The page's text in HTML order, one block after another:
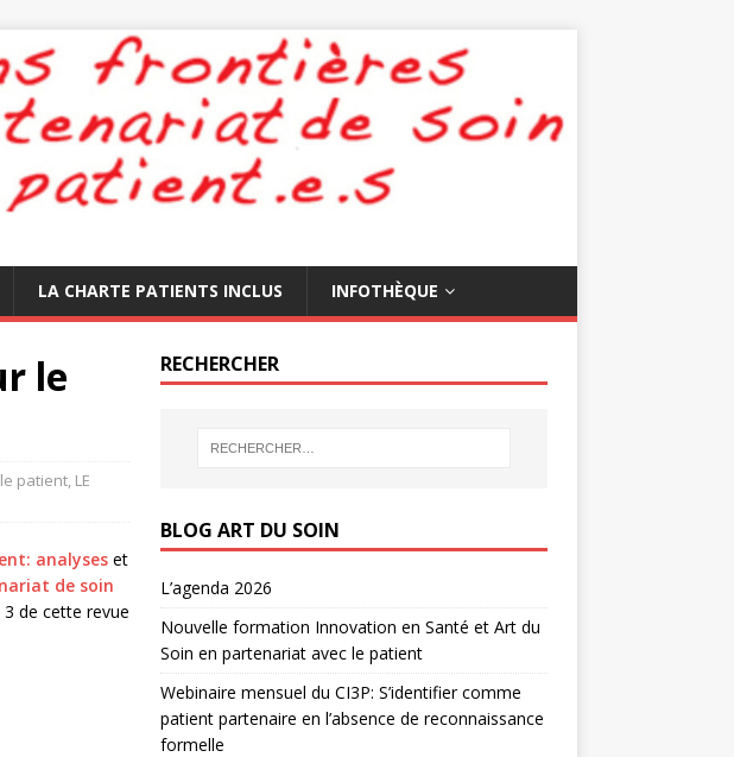
LA CHARTE PATIENTS INCLUS INFOTHÈQUE
le
patient, LE
analyses et
de soin
de cette revue
RECHERCHER
BLOG ART DU SOIN
L’agenda 2026
Nouvelle formation Innovation en Santé et Art du
Soin en partenariat avec le patient
Webinaire mensuel du CI3P: S’identifier comme
patient partenaire en l’absence de reconnaissance
formelle